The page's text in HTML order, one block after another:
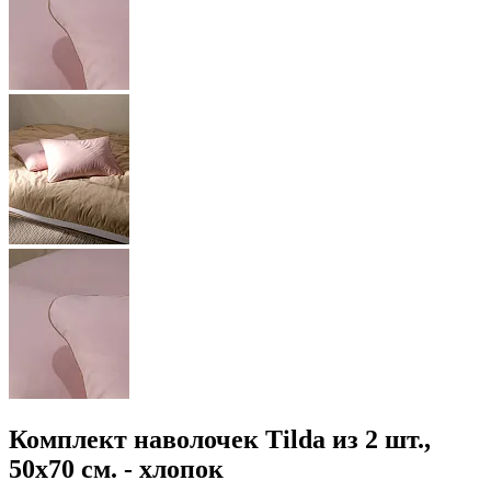
Комплект наволочек Tilda из 2 шт.,
50x70 см. - хлопок